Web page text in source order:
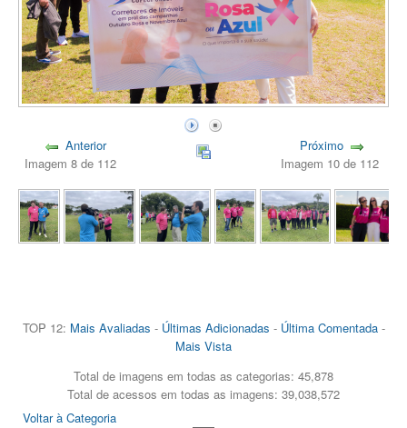
Anterior
Imagem 8 de 112
Próximo
Imagem 10 de 112
TOP 12: Mais Avaliadas - Últimas Adicionadas - Última Comentada-
Mais Vista
Total de imagens em todas as categorias: 45,878
Total de acessos em todas as imagens: 39,038,572
Voltar à Categoria